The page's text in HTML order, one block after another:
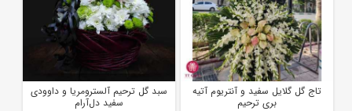
تاج گل گلایل سفید و آنتریوم آتیه
بری ترحیم
سبد گل ترحیم آلسترومریا و داوودی
سفید دل‌آرام